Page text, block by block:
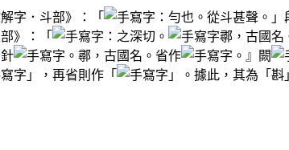
字．斗部》：「
：勻也。從斗甚聲。
》：「 ：之深切。
鄩，古國名
。鄩，古國名。省作 。』闕
」，再省則作「 」。據此，其為「斟